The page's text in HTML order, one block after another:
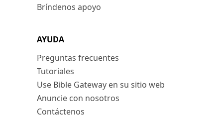
Bríndenos apoyo
AYUDA
Preguntas frecuentes
Tutoriales
Use Bible Gateway en su sitio web
Anuncie con nosotros
Contáctenos